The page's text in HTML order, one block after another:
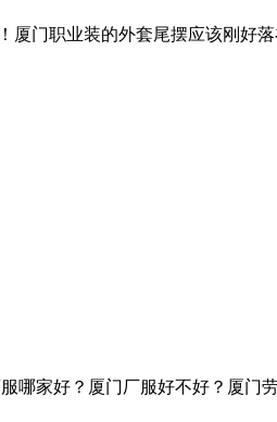
职业装的外套尾摆应该刚好
哪家好？厦门厂服好不好？厦